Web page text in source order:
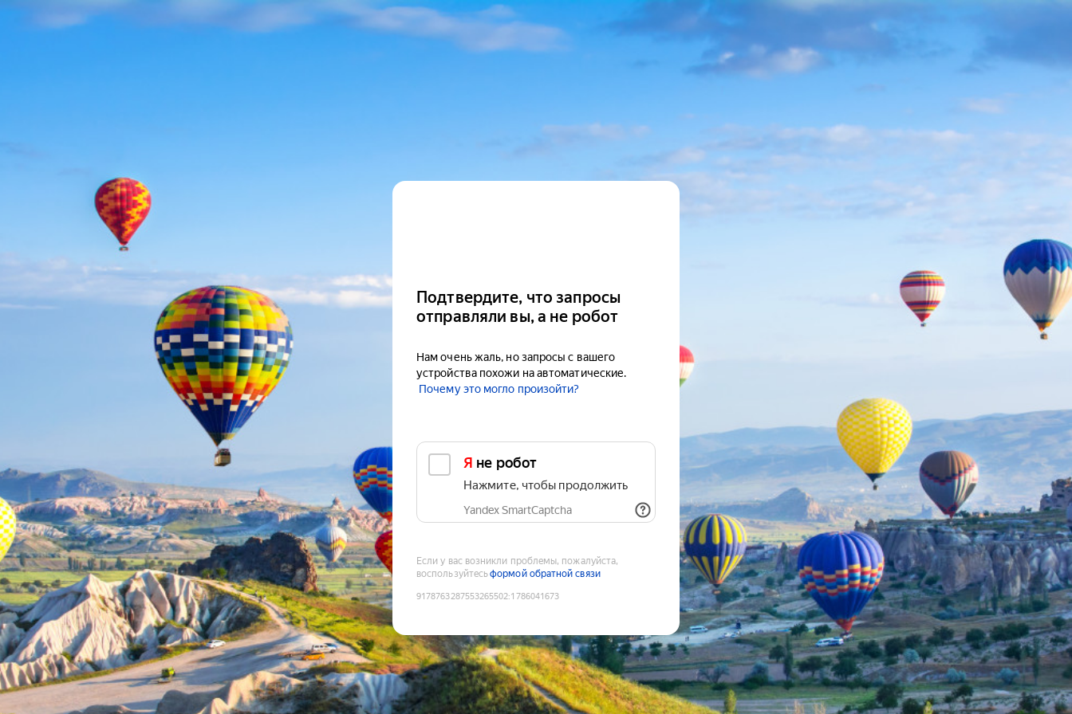
Подтвердите, что запросы
отправляли вы, а не робот
Нам очень жаль, но запросы с вашего
устройства похожи на автоматические.
Почему это могло произойти?
Я не робот
Нажмите, чтобы продолжить
Yandex SmartCaptcha
Если у вас возникли проблемы, пожалуйста,
воспользуйтесьформой обратной связи
9178763287553265502:1786041673